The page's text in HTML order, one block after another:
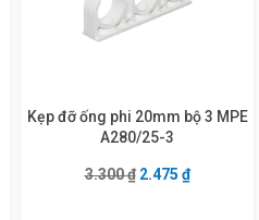
là: 675 ₫.
Kẹp đỡ ống phi 20mm bộ 3 MPE
A280/25-3
3.300₫ Giá gốc là: 3.300
2.475 ₫Giá hiện